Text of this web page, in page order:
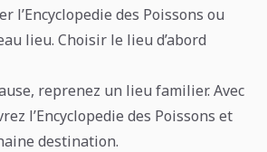
l’Encyclopedie des Poissons ou
lieu. Choisir le lieu d’abord
reprenez un lieu familier. Avec
l’Encyclopedie des Poissons et
destination.